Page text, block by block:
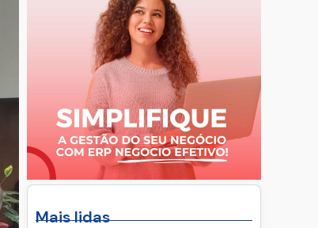
Mais lidas